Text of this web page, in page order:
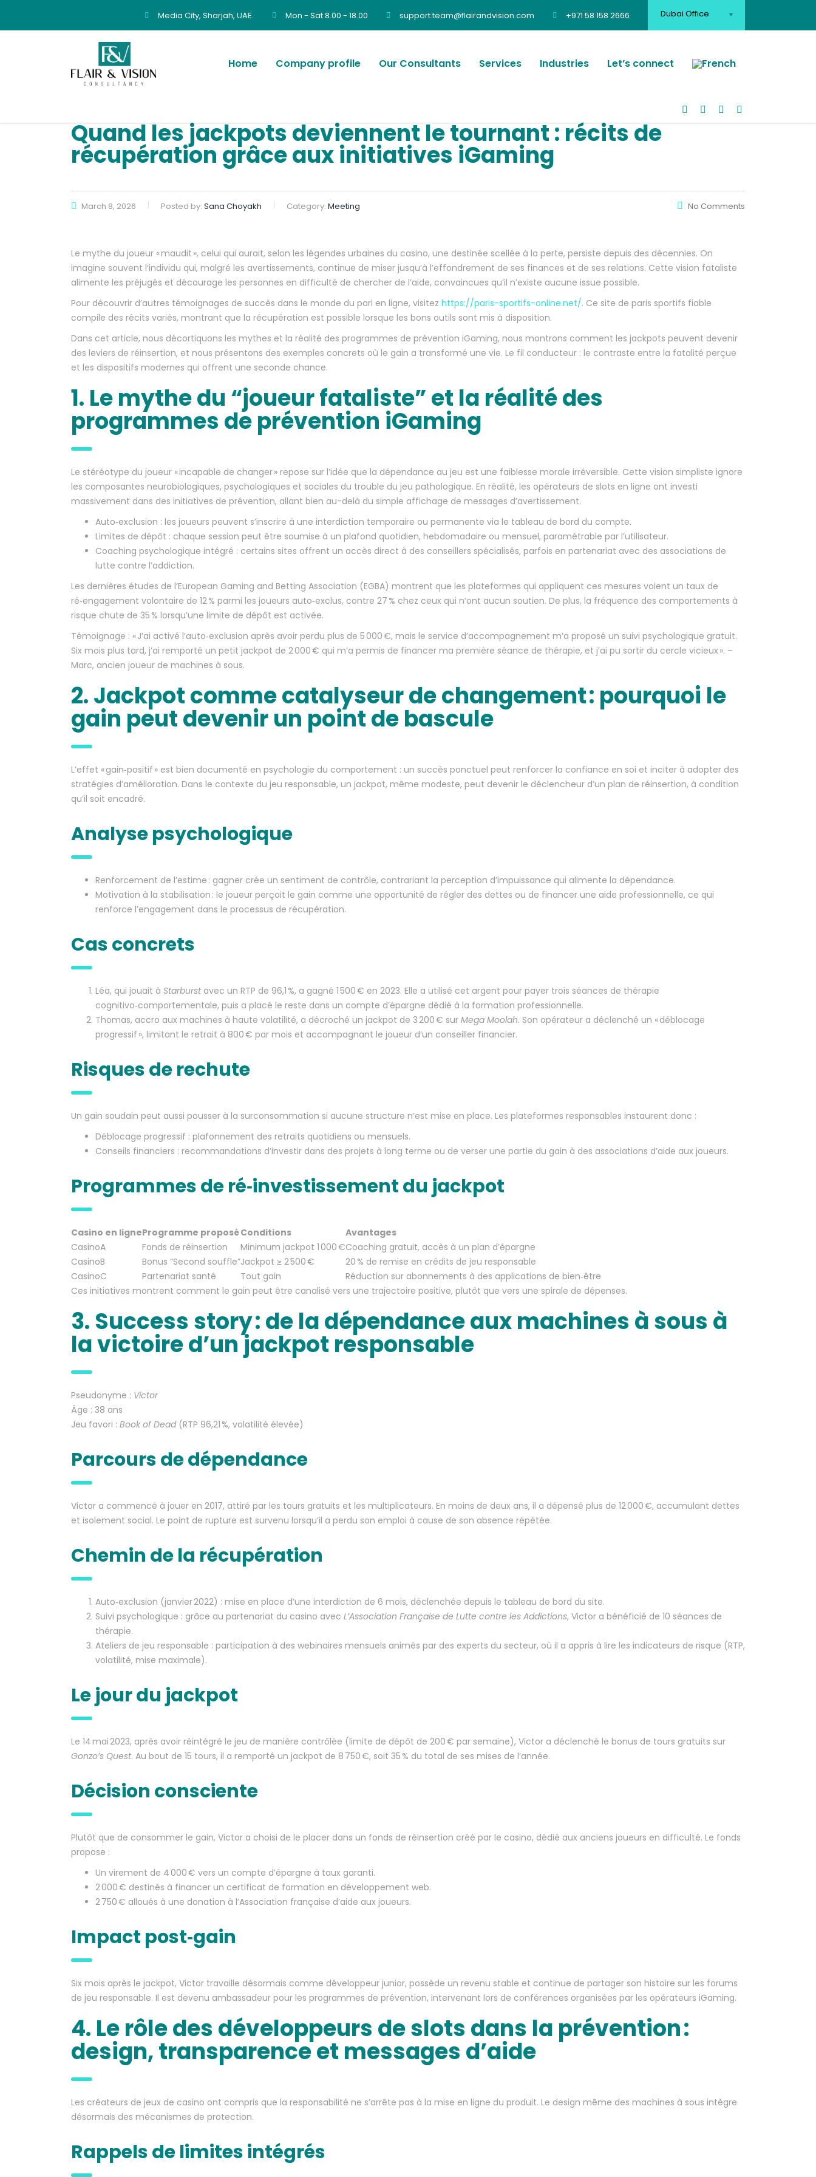
Dubai Office
Media City, Sharjah, UAE. Mon - Sat 8.00 - 18.00 support.team@flairandvision.com +971 58 158 2666
Home Company profile Our Consultants Services Industries Let’s connect
Quand les jackpots deviennent le tournant : récits de
récupération grâce aux initiatives iGaming
March 8, 2026 Posted by: Sana Choyakh Category: Meeting No Comments
Le mythe du joueur « maudit », celui qui aurait, selon les légendes urbaines du casino, une destinée scellée à la perte, persiste depuis des décennies. On
imagine souvent l’individu qui, malgré les avertissements, continue de miser jusqu’à l’effondrement de ses finances et de ses relations. Cette vision fataliste
alimente les préjugés et décourage les personnes en difficulté de chercher de l’aide, convaincues qu’il n’existe aucune issue possible.
Pour découvrir d’autres témoignages de succès dans le monde du pari en ligne, visitez https://paris-sportifs-online.net/. Ce site de paris sportifs fiable
compile des récits variés, montrant que la récupération est possible lorsque les bons outils sont mis à disposition.
Dans cet article, nous décortiquons les mythes et la réalité des programmes de prévention iGaming, nous montrons comment les jackpots peuvent devenir
des leviers de réinsertion, et nous présentons des exemples concrets où le gain a transformé une vie. Le fil conducteur : le contraste entre la fatalité perçue
et les dispositifs modernes qui offrent une seconde chance.
1. Le mythe du “joueur fataliste” et la réalité des
programmes de prévention iGaming
Le stéréotype du joueur « incapable de changer » repose sur l’idée que la dépendance au jeu est une faiblesse morale irréversible. Cette vision simpliste ignore
les composantes neurobiologiques, psychologiques et sociales du trouble du jeu pathologique. En réalité, les opérateurs de slots en ligne ont investi
massivement dans des initiatives de prévention, allant bien au-delà du simple affichage de messages d’avertissement.
Auto‑exclusion : les joueurs peuvent s’inscrire à une interdiction temporaire ou permanente via le tableau de bord du compte.
Limites de dépôt : chaque session peut être soumise à un plafond quotidien, hebdomadaire ou mensuel, paramétrable par l’utilisateur.
Coaching psychologique intégré : certains sites offrent un accès direct à des conseillers spécialisés, parfois en partenariat avec des associations de
lutte contre l’addiction.
Les dernières études de l’European Gaming and Betting Association (EGBA) montrent que les plateformes qui appliquent ces mesures voient un taux de
ré‑engagement volontaire de 12 % parmi les joueurs auto‑exclus, contre 27 % chez ceux qui n’ont aucun soutien. De plus, la fréquence des comportements à
risque chute de 35 % lorsqu’une limite de dépôt est activée.
Témoignage : « J’ai activé l’auto‑exclusion après avoir perdu plus de 5 000 €, mais le service d’accompagnement m’a proposé un suivi psychologique gratuit.
Six mois plus tard, j’ai remporté un petit jackpot de 2 000 € qui m’a permis de financer ma première séance de thérapie, et j’ai pu sortir du cercle vicieux ». –
Marc, ancien joueur de machines à sous.
2. Jackpot comme catalyseur de changement : pourquoi le
gain peut devenir un point de bascule
L’effet « gain‑positif » est bien documenté en psychologie du comportement : un succès ponctuel peut renforcer la confiance en soi et inciter à adopter des
stratégies d’amélioration. Dans le contexte du jeu responsable, un jackpot, même modeste, peut devenir le déclencheur d’un plan de réinsertion, à condition
qu’il soit encadré.
Analyse psychologique
Renforcement de l’estime : gagner crée un sentiment de contrôle, contrariant la perception d’impuissance qui alimente la dépendance.
Motivation à la stabilisation : le joueur perçoit le gain comme une opportunité de régler des dettes ou de financer une aide professionnelle, ce qui
renforce l’engagement dans le processus de récupération.
Cas concrets
Léa, qui jouait à Starburst avec un RTP de 96,1 %, a gagné 1 500 € en 2023. Elle a utilisé cet argent pour payer trois séances de thérapie
cognitivo‑comportementale, puis a placé le reste dans un compte d’épargne dédié à la formation professionnelle.
Thomas, accro aux machines à haute volatilité, a décroché un jackpot de 3 200 € sur Mega Moolah. Son opérateur a déclenché un « déblocage
progressif », limitant le retrait à 800 € par mois et accompagnant le joueur d’un conseiller financier.
Risques de rechute
Un gain soudain peut aussi pousser à la surconsommation si aucune structure n’est mise en place. Les plateformes responsables instaurent donc :
Déblocage progressif : plafonnement des retraits quotidiens ou mensuels.
Conseils financiers : recommandations d’investir dans des projets à long terme ou de verser une partie du gain à des associations d’aide aux joueurs.
Programmes de ré‑investissement du jackpot
Casino en ligneProgramme proposéConditions
Avantages
CasinoA
Fonds de réinsertion Minimum jackpot 1 000 €Coaching gratuit, accès à un plan d’épargne
CasinoB
Bonus “Second souffle”Jackpot ≥ 2 500 €
20 % de remise en crédits de jeu responsable
CasinoC
Partenariat santé Tout gain
Réduction sur abonnements à des applications de bien‑être
Ces initiatives montrent comment le gain peut être canalisé vers une trajectoire positive, plutôt que vers une spirale de dépenses.
3. Success story : de la dépendance aux machines à sous à
la victoire d’un jackpot responsable
Pseudonyme : Victor
Âge : 38 ans
Jeu favori : Book of Dead(RTP 96,21 %, volatilité élevée)
Parcours de dépendance
Victor a commencé à jouer en 2017, attiré par les tours gratuits et les multiplicateurs. En moins de deux ans, il a dépensé plus de 12 000 €, accumulant dettes
et isolement social. Le point de rupture est survenu lorsqu’il a perdu son emploi à cause de son absence répétée.
Chemin de la récupération
Auto‑exclusion (janvier 2022) : mise en place d’une interdiction de 6 mois, déclenchée depuis le tableau de bord du site.
Suivi psychologique : grâce au partenariat du casino avec L’Association Française de Lutte contre les Addictions, Victor a bénéficié de 10 séances de
thérapie.
Ateliers de jeu responsable : participation à des webinaires mensuels animés par des experts du secteur, où il a appris à lire les indicateurs de risque (RTP,
volatilité, mise maximale).
Le jour du jackpot
Le 14 mai 2023, après avoir réintégré le jeu de manière contrôlée (limite de dépôt de 200 € par semaine), Victor a déclenché le bonus de tours gratuits sur
Gonzo’s Quest. Au bout de 15 tours, il a remporté un jackpot de 8 750 €, soit 35 % du total de ses mises de l’année.
Décision consciente
Plutôt que de consommer le gain, Victor a choisi de le placer dans un fonds de réinsertion créé par le casino, dédié aux anciens joueurs en difficulté. Le fonds
propose :
Un virement de 4 000 € vers un compte d’épargne à taux garanti.
2 000 € destinés à financer un certificat de formation en développement web.
2 750 € alloués à une donation à l’Association française d’aide aux joueurs.
Impact post‑gain
Six mois après le jackpot, Victor travaille désormais comme développeur junior, possède un revenu stable et continue de partager son histoire sur les forums
de jeu responsable. Il est devenu ambassadeur pour les programmes de prévention, intervenant lors de conférences organisées par les opérateurs iGaming.
4. Le rôle des développeurs de slots dans la prévention :
design, transparence et messages d’aide
Les créateurs de jeux de casino ont compris que la responsabilité ne s’arrête pas à la mise en ligne du produit. Le design même des machines à sous intègre
désormais des mécanismes de protection.
Rappels de limites intégrés